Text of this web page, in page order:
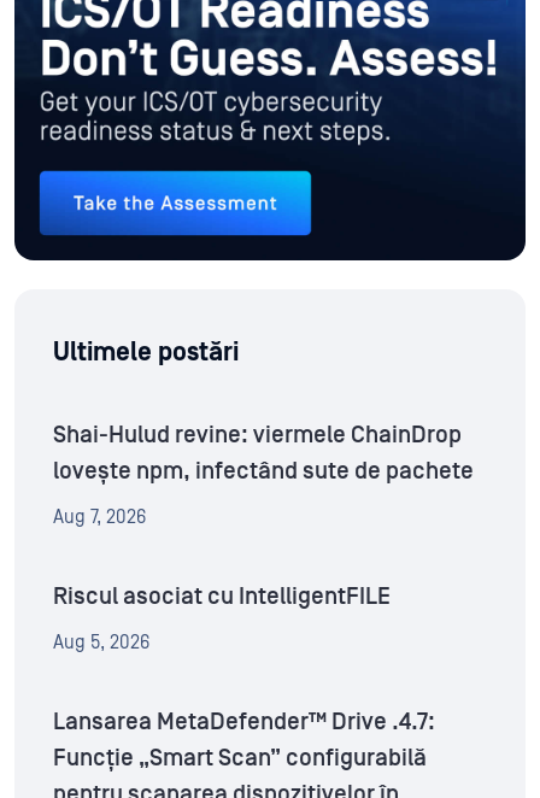
Ultimele postări
Shai-Hulud revine: viermele ChainDrop
lovește npm, infectând sute de pachete
Aug 7, 2026
Riscul asociat cu IntelligentFILE
Aug 5, 2026
Lansarea MetaDefender™ Drive .4.7:
Funcție „Smart Scan” configurabilă